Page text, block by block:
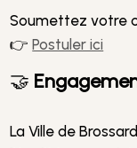
Soumettez votre
👉Postuler ici
🤝
La Ville de